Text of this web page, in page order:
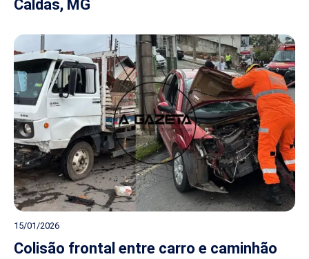
Caldas, MG
15/01/2026
Colisão frontal entre carro e caminhão